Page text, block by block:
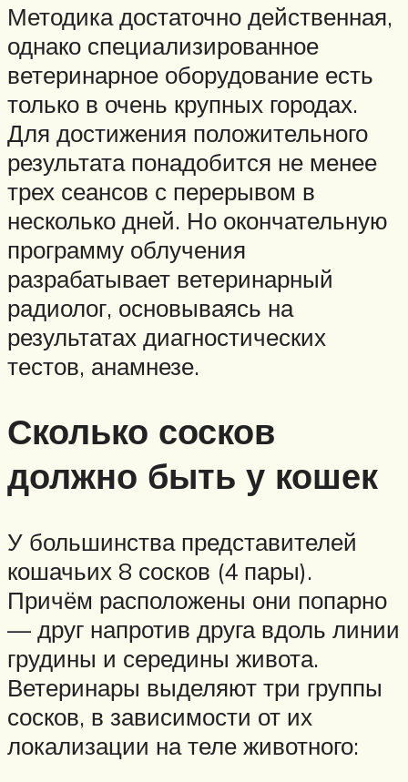
Методика достаточно действенная,
однако специализированное
ветеринарное оборудование есть
только в очень крупных городах.
Для достижения положительного
результата понадобится не менее
трех сеансов с перерывом в
несколько дней. Но окончательную
программу облучения
разрабатывает ветеринарный
радиолог, основываясь на
результатах диагностических
тестов, анамнезе.
Сколько сосков
должно быть у кошек
У большинства представителей
кошачьих 8 сосков (4 пары).
Причём расположены они попарно
— друг напротив друга вдоль линии
грудины и середины живота.
Ветеринары выделяют три группы
сосков, в зависимости от их
локализации на теле животного: